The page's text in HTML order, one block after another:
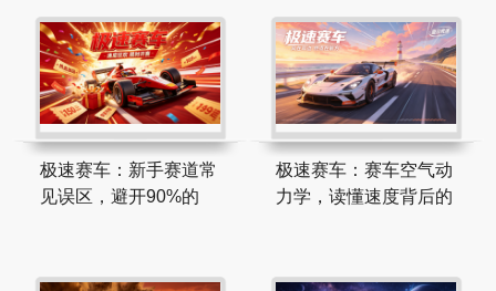
极速赛车：新手赛道常
见误区，避开90%的
极速赛车：赛车空气动
力学，读懂速度背后的